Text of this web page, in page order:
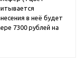
в неё будет
7300 рублей на